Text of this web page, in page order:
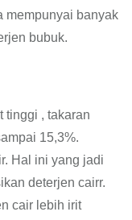
mempunyai banyak
bubuk.
tinggi , takaran
15,3%.
Hal ini yang jadi
deterjen cairr.
cair lebih irit